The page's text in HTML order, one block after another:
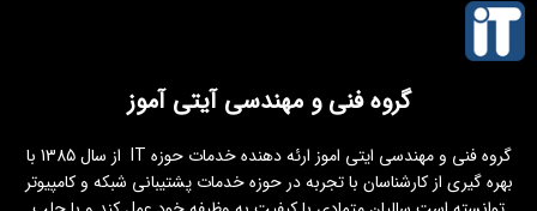
گروه فنی و مهندسی آیتی آموز
گروه فنی و مهندسی ایتی اموز ارئه دهنده خدمات حوزه IT از سال 1385 با
بهره گیری از کارشناسان با تجربه در حوزه خدمات پشتیبانی شبکه و کامپیوتر